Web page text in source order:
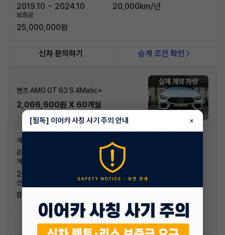
2019.10 ~ 2024.10 20,000km/년
보증금
25,000,000원
신차 문의하기 승계 조건 확인
벤츠 AMG GT 63 S 4Matic+
2,066,600원 X 60개월
실제 계약 차량
계약유형
리스
신차가격
249,600,000원
계약기간
2020.05 ~ 2025.05
계약주행거리
20,000km/년
선납금
83,510,000원
신차 문의하기 승계 조건 확인
[필독] 이어카 사칭 사기 주의 안내 ×